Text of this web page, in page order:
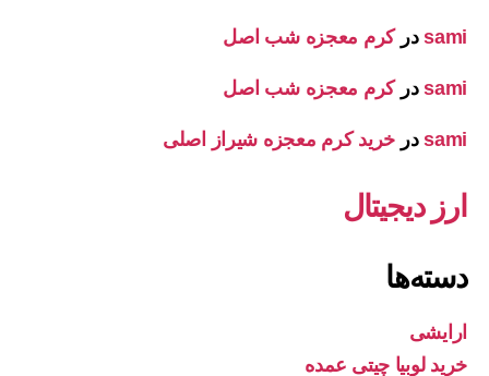
samiدرکرم معجزه شب اصل
samiدرکرم معجزه شب اصل
samiدر خرید کرم معجزه شیراز اصلی
ارز دیجیتال
دسته‌ها
ارایشی
خرید لوبیا چیتی عمده